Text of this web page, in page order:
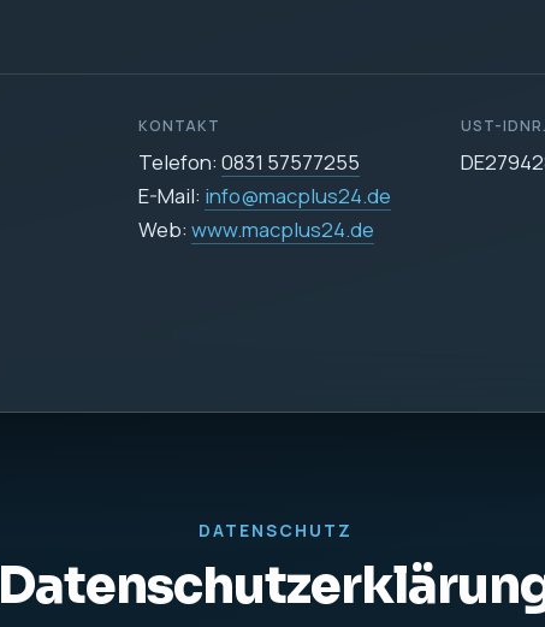
KONTAKT
Telefon: 0831 57577255
E-Mail: info@macplus24.de
Web: www.macplus24.de
UST-
DATENSCHUTZ